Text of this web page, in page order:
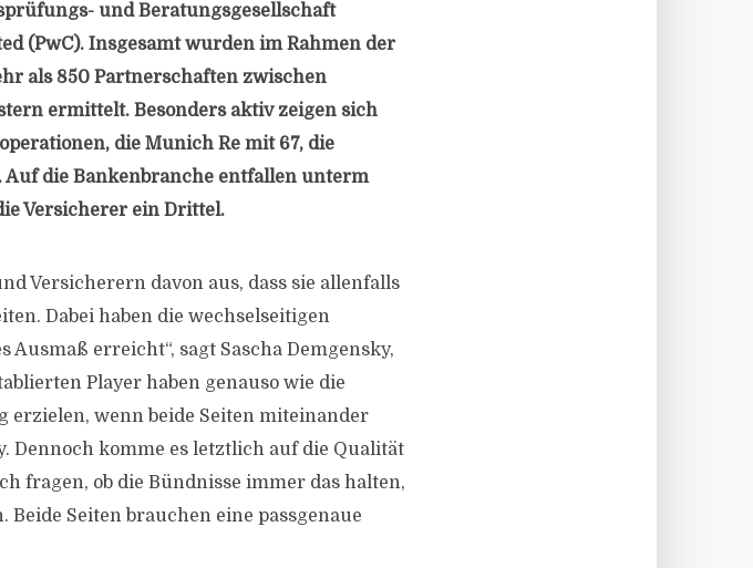
und Beratungsgesellschaft
(PwC). Insgesamt wurden im Rahmen der
als 850 Partnerschaften zwischen
ermittelt. Besonders aktiv zeigen sich
die Munich Re mit 67, die
Auf die Bankenbranche entfallen unterm
Versicherer ein Drittel.
Versicherern davon aus, dass sie allenfalls
Dabei haben die wechselseitigen
erreicht“, sagt Sascha Demgensky,
Player haben genauso wie die
erzielen, wenn beide Seiten miteinander
Dennoch komme es letztlich auf die Qualität
fragen, ob die Bündnisse immer das halten,
Seiten brauchen eine passgenaue